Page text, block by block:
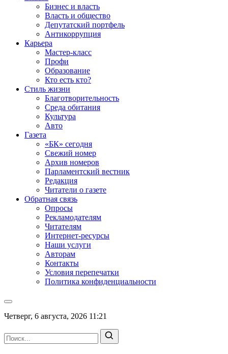
Бизнес и власть
Власть и общество
Депутатский портфель
Антикоррупция
Карьера
Мастер-класс
Профи
Образование
Кто есть кто?
Стиль жизни
Благотворительность
Среда обитания
Культура
Авто
Газета
«БК» сегодня
Свежий номер
Архив номеров
Парламентский вестник
Редакция
Читатели о газете
Обратная связь
Опросы
Рекламодателям
Читателям
Интернет-ресурсы
Наши услуги
Авторам
Контакты
Условия перепечатки
Политика конфиденциальности
Четверг, 6 августа, 2026 11:21